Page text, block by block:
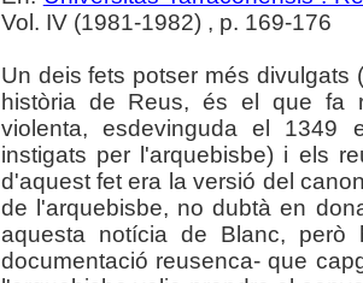
Vol. IV (1981-1982) , p. 169-176
Un deis fets potser més
història de Reus, és el que fa
violenta, esdevinguda el 1349
instigats per l'arquebisbe) i els
d'aquest fet era la versió del
de l'arquebisbe, no dubtà en
aquesta notícia de Blanc,
documentació reusenca- que